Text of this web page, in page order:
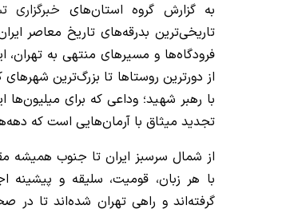
به گزارش گروه استان‌های خبرگزاری
تاریخی‌ترین بدرقه‌های تاریخ معاصر
فرودگاه‌ها و مسیرهای منتهی به
از دورترین روستاها تا بزرگ‌ترین
با رهبر شهید؛ وداعی که برای میلیون‌ها
تجدید میثاق با آرمان‌هایی است که
از شمال سرسبز ایران تا جنوب همیشه
با هر زبان، قومیت، سلیقه و پیشینه
گرفته‌اند و راهی تهران شده‌اند تا در